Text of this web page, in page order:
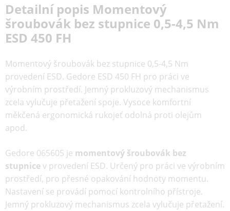
Detailní popis Momentový
šroubovák bez stupnice 0,5-4,5 Nm
ESD 450 FH
Momentový šroubovák bez stupnice 0,5-4,5 Nm
provedení ESD. Gedore ESD 450 FH pro práci ve
výrobním prostředí. Jemný prokluzový mechanismus
zcela vylučuje přetažení spoje. Vysoce komfortní
měkčená ergonomická rukojeť odolná proti olejům
apod.
Gedore 065605 je momentový šroubovák bez
stupnicev provedení ESD. Určený pro práci ve výrobním
prostředí, pro přesné opakování hodnoty momentu.
Nastavení se provádí pomocí kontrolního přístroje.
Jemný prokluzový mechanismus zcela vylučuje přetažení.